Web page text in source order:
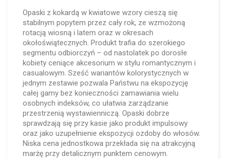
Opaski z kokardą w kwiatowe wzory cieszą się
stabilnym popytem przez cały rok, ze wzmożoną
rotacją wiosną i latem oraz w okresach
okołoświątecznych. Produkt trafia do szerokiego
segmentu odbiorczyń – od nastolatek po dorosłe
kobiety ceniące akcesorium w stylu romantycznym i
casualowym. Sześć wariantów kolorystycznych w
jednym zestawie pozwala Państwu na ekspozycję
całej gamy bez konieczności zamawiania wielu
osobnych indeksów, co ułatwia zarządzanie
przestrzenią wystawienniczą. Opaski dobrze
sprawdzają się przy kasie jako produkt impulsowy
oraz jako uzupełnienie ekspozycji ozdoby do włosów.
Niska cena jednostkowa przekłada się na atrakcyjną
marżę przy detalicznym punktem cenowym.